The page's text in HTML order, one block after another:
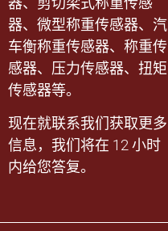
器、微型称重传感器、汽
车衡称重传感器、称重传
感器、压力传感器、扭矩
传感器等。
现在就联系我们获取更多
信息，我们将在 12 小时
内给您答复。